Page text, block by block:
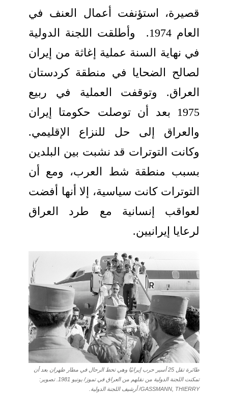
قصيرة، استؤنفت أعمال العنف في
العام 1974. وأطلقت اللجنة الدولية
في نهاية السنة عملية إغاثة من إيران
لصالح الضحايا في منطقة كردستان
العراق. وتوقفت العملية في ربيع
1975 بعد أن توصلت حكومتا إيران
والعراق إلى حل للنزاع الإقليمي.
وكانت التوترات قد نشبت بين البلدين
بسبب منطقة شط العرب، ومع أن
التوترات كانت سياسية، إلا أنها أفضت
لعواقب إنسانية مع طرد العراق
لرعايا إيرانيين.
طائرة تقل 25 أسير حرب إيرانيًا وهي تحط الرحال في مطار طهران بعد أن
تمكنت اللجنة الدولية من نقلهم من العراق في تموز/ يونيو 1981. تصوير:
GASSMANN, THIERRY/ أرشيف اللجنة الدولية.